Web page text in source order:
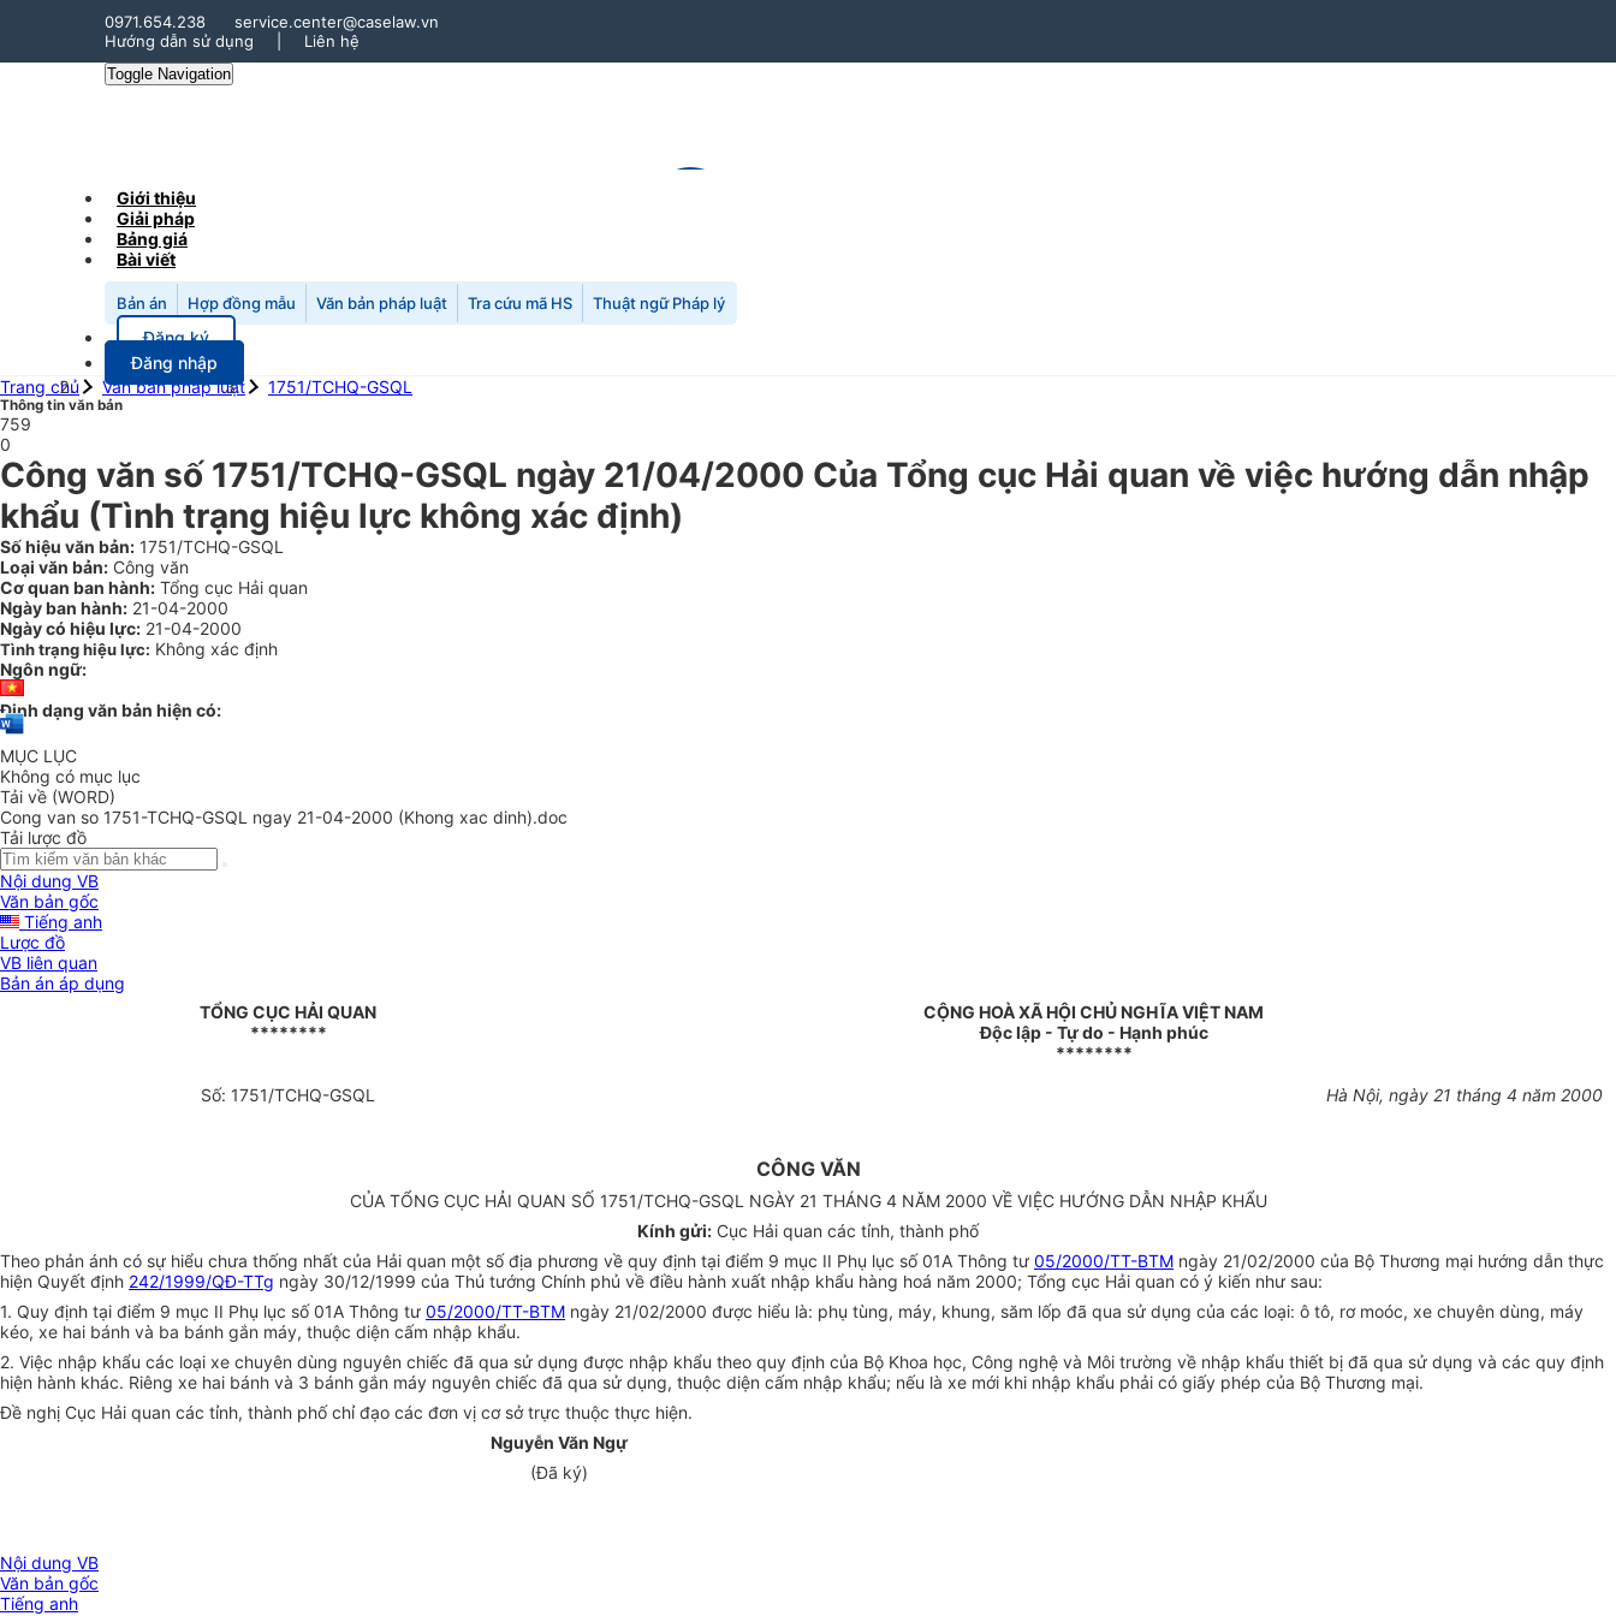
0971.654.238
service.center@caselaw.vn
Hướng dẫn sử dụng
Liên hệ
Toggle Navigation
Giới thiệu
Giải pháp
Bảng giá
Bài viết
Bản án Hợp đồng mẫu Văn bản pháp luật Tra cứu mã HS Thuật ngữ Pháp lý
Đăng ký
Đăng nhập
Trang chủ
Văn bản pháp luật 1751/TCHQ-GSQL
Thông tin văn bản
759
0
Công văn số 1751/TCHQ-GSQL ngày 21/04/2000 Của Tổng cục Hải quan về việc hướng dẫn nhập
khẩu (Tình trạng hiệu lực không xác định)
Số hiệu văn bản: 1751/TCHQ-GSQL
Loại văn bản: Công văn
Cơ quan ban hành: Tổng cục Hải quan
Ngày ban hành: 21-04-2000
Ngày có hiệu lực: 21-04-2000
Tình trạng hiệu lực: Không xác định
Ngôn ngữ:
Định dạng văn bản hiện có:
MỤC LỤC
Không có mục lục
Tải về (WORD)
Cong van so 1751-TCHQ-GSQL ngay 21-04-2000 (Khong xac dinh).doc
Tải lược đồ
Nội dung VB
Văn bản gốc
Tiếng anh
Lược đồ
VB liên quan
Bản án áp dụng
TỔNG CỤC HẢI QUAN
********
CỘNG HOÀ XÃ HỘI CHỦ NGHĨA VIỆT NAM
Độc lập - Tự do - Hạnh phúc
********
Số: 1751/TCHQ-GSQL Hà Nội, ngày 21 tháng 4 năm 2000
CÔNG VĂN
CỦA TỔNG CỤC HẢI QUAN SỐ 1751/TCHQ-GSQL NGÀY 21 THÁNG 4 NĂM 2000 VỀ VIỆC HƯỚNG DẪN NHẬP KHẨU
Kính gửi: Cục Hải quan các tỉnh, thành phố
Theo phản ánh có sự hiểu chưa thống nhất của Hải quan một số địa phương về quy định tại điểm 9 mục II Phụ lục số 01A Thông tư 05/2000/TT-BTM ngày 21/02/2000 của Bộ Thương mại hướng dẫn thực
hiện Quyết định 242/1999/QĐ-TTg ngày 30/12/1999 của Thủ tướng Chính phủ về điều hành xuất nhập khẩu hàng hoá năm 2000; Tổng cục Hải quan có ý kiến như sau:
1. Quy định tại điểm 9 mục II Phụ lục số 01A Thông tư 05/2000/TT-BTM ngày 21/02/2000 được hiểu là: phụ tùng, máy, khung, săm lốp đã qua sử dụng của các loại: ô tô, rơ moóc, xe chuyên dùng, máy
kéo, xe hai bánh và ba bánh gắn máy, thuộc diện cấm nhập khẩu.
2. Việc nhập khẩu các loại xe chuyên dùng nguyên chiếc đã qua sử dụng được nhập khẩu theo quy định của Bộ Khoa học, Công nghệ và Môi trường về nhập khẩu thiết bị đã qua sử dụng và các quy định
hiện hành khác. Riêng xe hai bánh và 3 bánh gắn máy nguyên chiếc đã qua sử dụng, thuộc diện cấm nhập khẩu; nếu là xe mới khi nhập khẩu phải có giấy phép của Bộ Thương mại.
Đề nghị Cục Hải quan các tỉnh, thành phố chỉ đạo các đơn vị cơ sở trực thuộc thực hiện.
Nguyễn Văn Ngự
(Đã ký)
Nội dung VB
Văn bản gốc
Tiếng anh